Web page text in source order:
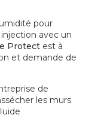
pour
avec un
Protect est à
et demande de
de
les murs